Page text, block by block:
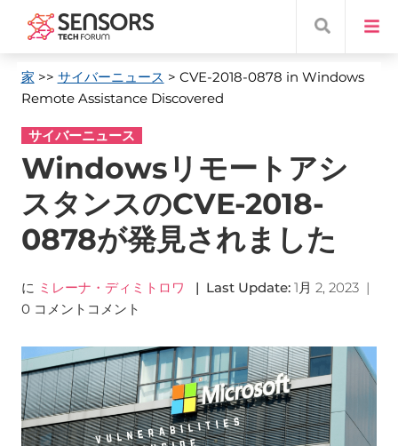
家 >> サイバーニュース > CVE-2018-0878 in Windows
Remote Assistance Discovered
サイバーニュース
Windowsリモートアシ
スタンスのCVE-2018-
0878が発見されました
に ミレーナ・ディミトロワ | Last Update: 1月 2, 2023|
0 コメントコメント